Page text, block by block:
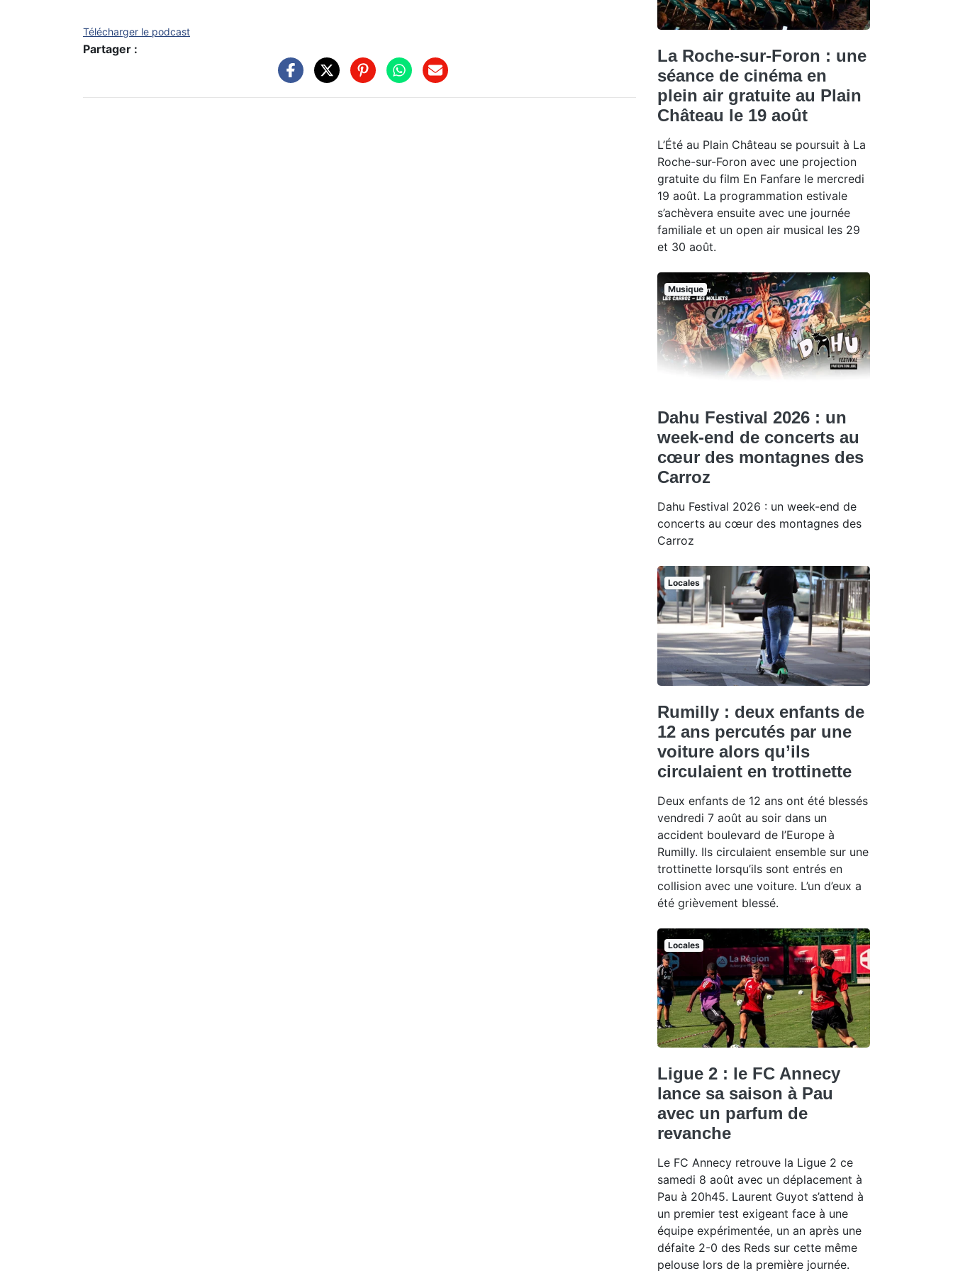
Télécharger le podcast
Partager :
La Roche-sur-Foron : une
séance de cinéma en
plein air gratuite au Plain
Château le 19 août
L’Été au Plain Château se poursuit à La
Roche-sur-Foron avec une projection
gratuite du film En Fanfare le mercredi
19 août. La programmation estivale
s’achèvera ensuite avec une journée
familiale et un open air musical les 29
et 30 août.
Musique
Dahu Festival 2026 : un
week-end de concerts au
cœur des montagnes des
Carroz
Dahu Festival 2026 : un week-end de
concerts au cœur des montagnes des
Carroz
Locales
Rumilly : deux enfants de
12 ans percutés par une
voiture alors qu’ils
circulaient en trottinette
Deux enfants de 12 ans ont été blessés
vendredi 7 août au soir dans un
accident boulevard de l’Europe à
Rumilly. Ils circulaient ensemble sur une
trottinette lorsqu’ils sont entrés en
collision avec une voiture. L’un d’eux a
été grièvement blessé.
Locales
Ligue 2 : le FC Annecy
lance sa saison à Pau
avec un parfum de
revanche
Le FC Annecy retrouve la Ligue 2 ce
samedi 8 août avec un déplacement à
Pau à 20h45. Laurent Guyot s’attend à
un premier test exigeant face à une
équipe expérimentée, un an après une
défaite 2-0 des Reds sur cette même
pelouse lors de la première journée.